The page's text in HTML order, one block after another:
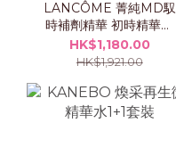
LANCÔME 菁純MD馭
時補劑精華 初時精華乳
霜 50ml 套裝
HK$1,180.00
HK$1,921.00